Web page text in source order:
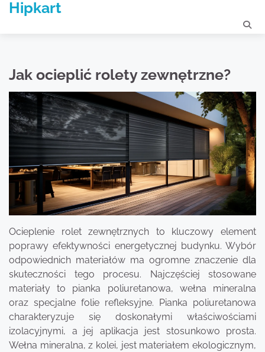
SkipHipkart
Jak ocieplić rolety zewnętrzne?
Ocieplenie rolet zewnętrznych to kluczowy element
poprawy efektywności energetycznej budynku. Wybór
odpowiednich materiałów ma ogromne znaczenie dla
skuteczności tego procesu. Najczęściej stosowane
materiały to pianka poliuretanowa, wełna mineralna
oraz specjalne folie refleksyjne. Pianka poliuretanowa
charakteryzuje się doskonałymi właściwościami
izolacyjnymi, a jej aplikacja jest stosunkowo prosta.
Wełna mineralna, z kolei, jest materiałem ekologicznym,